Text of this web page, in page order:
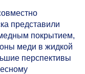
представили
покрытием,
меди в жидкой
перспективы